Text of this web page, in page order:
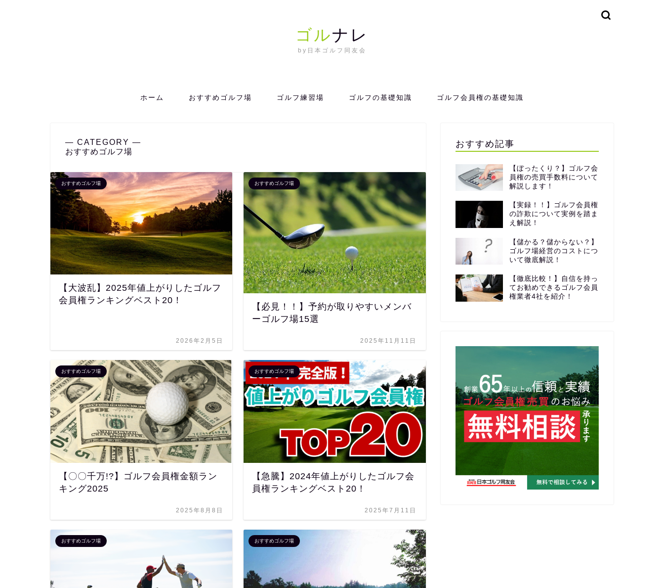
ゴルナレ
by日本ゴルフ同友会
ホーム おすすめゴルフ場 ゴルフ練習場 ゴルフの基礎知識 ゴルフ会員権の基礎知識
― CATEGORY ―
おすすめゴルフ場
おすすめゴルフ場
【大波乱】2025年値上がりしたゴルフ
会員権ランキングベスト20！
2026年2月5日
おすすめゴルフ場
【必見！！】予約が取りやすいメンバ
ーゴルフ場15選
2025年11月11日
おすすめゴルフ場
【〇〇千万!?】ゴルフ会員権金額ラン
キング2025
2025年8月8日
おすすめゴルフ場
【急騰】2024年値上がりしたゴルフ会
員権ランキングベスト20！
2025年7月11日
おすすめゴルフ場 おすすめゴルフ場
おすすめ記事
【ぼったくり？】ゴルフ会
員権の売買手数料について
解説します！
【実録！！】ゴルフ会員権
の詐欺について実例を踏ま
え解説！
【儲かる？儲からない？】
ゴルフ場経営のコストにつ
いて徹底解説！
【徹底比較！】自信を持っ
てお勧めできるゴルフ会員
権業者4社を紹介！